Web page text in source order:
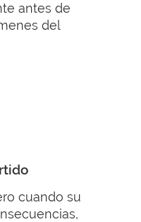
antes de
del
cuando su